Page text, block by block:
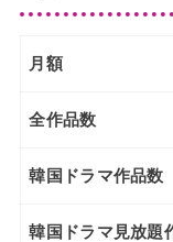
月額
全作品数
韓国ドラマ作品数
韓国ドラマ見放題